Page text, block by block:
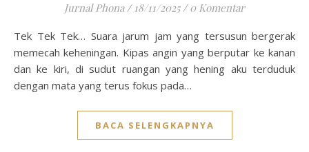
Jurnal Phona / 18/11/2025 / 0 Komentar
Tek Tek Tek… Suara jarum jam yang tersusun bergerak
memecah keheningan. Kipas angin yang berputar ke kanan
dan ke kiri, di sudut ruangan yang hening aku terduduk
dengan mata yang terus fokus pada…
BACA SELENGKAPNYA